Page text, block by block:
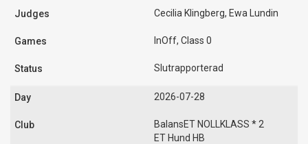
Cecilia Klingberg, Ewa Lundin
InOff, Class 0
Slutrapporterad
2026-07-28
BalansET NOLLKLASS * 2
ET Hund HB